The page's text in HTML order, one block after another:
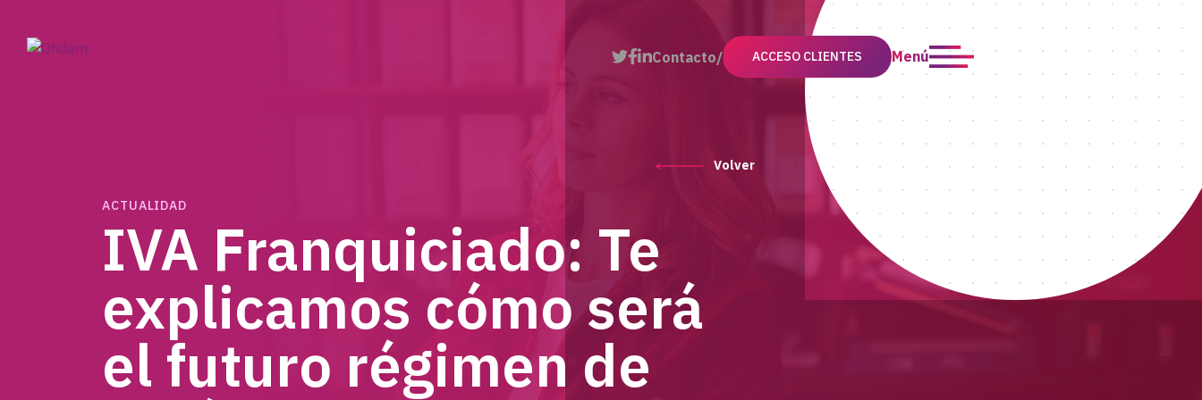
Contacto ACCESO CLIENTES Menú
Volver
ACTUALIDAD
IVA Franquiciado: Te
explicamos cómo será
el futuro régimen de